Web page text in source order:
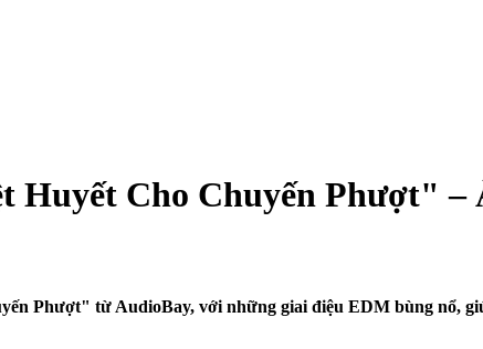
Cho Chuyến Phượt" –
Phượt" từ AudioBay, với những giai điệu EDM bùng nổ,